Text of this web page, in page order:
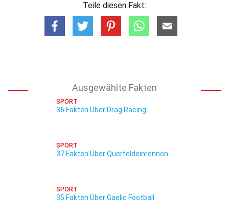
Teile diesen Fakt:
Ausgewählte Fakten
SPORT
36 Fakten Über Drag Racing
SPORT
37 Fakten Über Querfeldeinrennen
SPORT
35 Fakten Über Gaelic Football